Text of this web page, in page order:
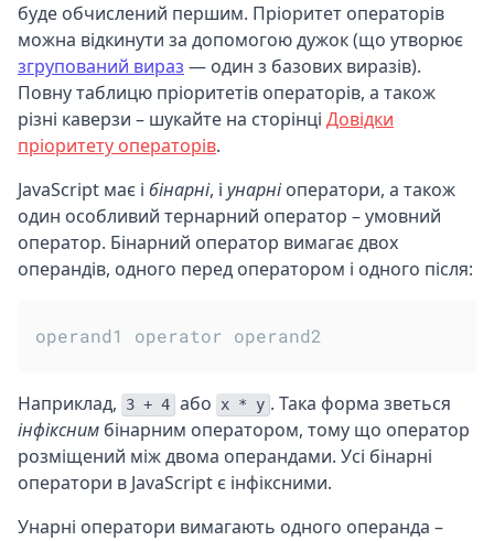
буде обчислений першим. Пріоритет операторів
можна відкинути за допомогою дужок (що утворює
згрупований вираз — один з базових виразів).
Повну таблицю пріоритетів операторів, а також
різні каверзи – шукайте на сторінці Довідки
пріоритету операторів.
JavaScript має і бінарні, і унарніоператори, а також
один особливий тернарний оператор – умовний
оператор. Бінарний оператор вимагає двох
операндів, одного перед оператором і одного після:
Наприклад, 3 + 4 або x * y . Така форма зветься
інфіксним бінарним оператором, тому що оператор
розміщений між двома операндами. Усі бінарні
оператори в JavaScript є інфіксними.
Унарні оператори вимагають одного операнда –